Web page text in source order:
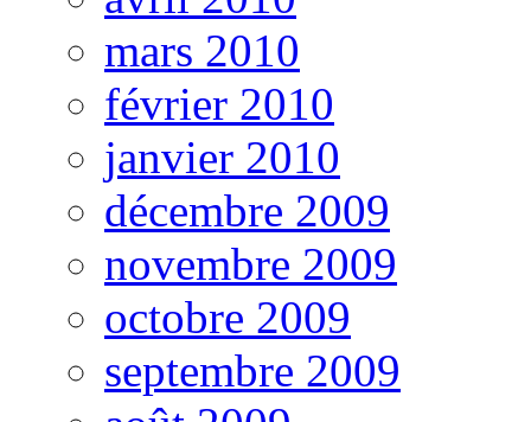
mars 2010
février 2010
janvier 2010
décembre 2009
novembre 2009
octobre 2009
septembre 2009